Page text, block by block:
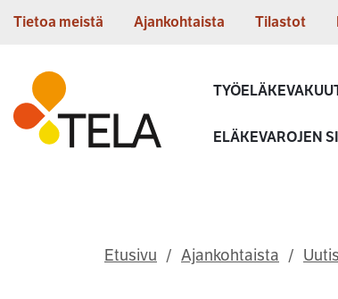
Siirry sisältöön
Tietoa meistä Ajankohtaista Tilastot
Etusivu
ELÄKEVAROJEN
Etusivu Ajankohtaista